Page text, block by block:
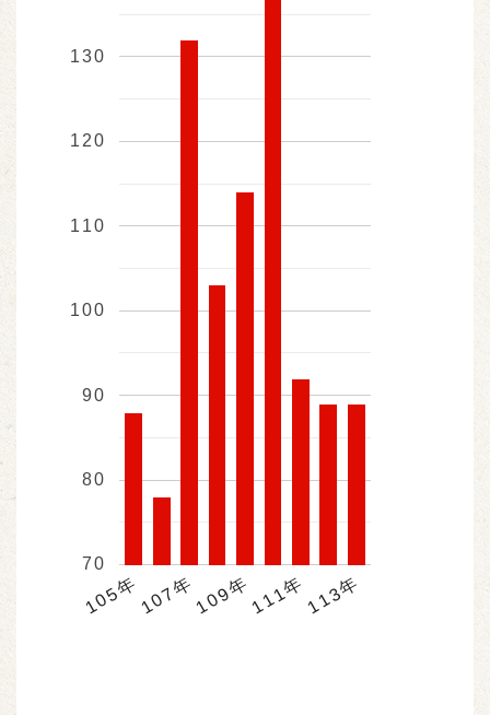
105年107年109年111年113年
70
80
90
100
110
120
130